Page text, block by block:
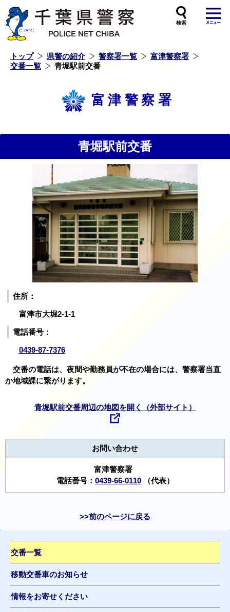
トップ 県警の紹介 警察署一覧
富津警察署
交番一覧
青堀駅前交番
富津警察署
青堀駅前交番
住所：
富津市大堀2-1-1
電話番号：
0439-87-7376
交番の電話は、夜間や勤務員が不在の場合には、警察署当直
か地域課に繋がります。
青堀駅前交番周辺の地図を開く（外部サイト）
お問い合わせ
富津警察署
電話番号： 0439-66-0110（代表）
前のページに戻る
交番一覧
移動交番車のお知らせ
情報をお寄せください